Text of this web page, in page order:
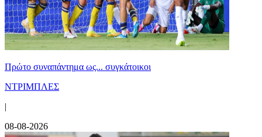
Πρώτο συναπάντημα ως... συγκάτοικοι
ΝΤΡΙΜΠΛΕΣ
|
08-08-2026